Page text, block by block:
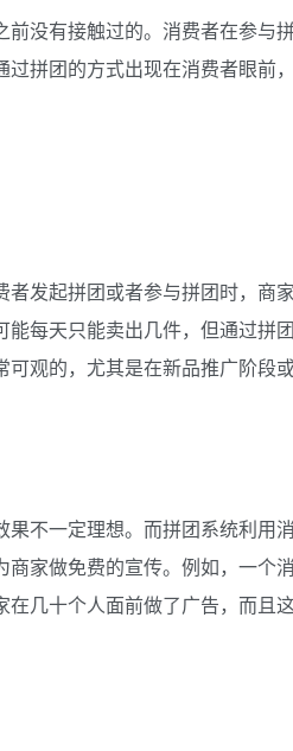
没有接触过的。消费者在参与
拼团的方式出现在消费者眼前
发起拼团或者参与拼团时，商
每天只能卖出几件，但通过拼
观的，尤其是在新品推广阶段
不一定理想。而拼团系统利用
家做免费的宣传。例如，一个
几十个人面前做了广告，而且